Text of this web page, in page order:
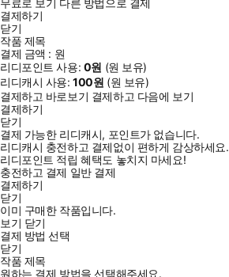
무료로 보기 다른 방법으로 결제
결제하기
닫기
작품 제목
결제 금액 : 원
리디포인트 사용: 0원 (원 보유)
리디캐시 사용:100원 (원 보유)
결제하고 바로보기 결제하고 다음에 보기
결제하기
닫기
결제 가능한 리디캐시, 포인트가 없습니다.
리디캐시 충전하고 결제없이 편하게 감상하세요.
리디포인트 적립 혜택도 놓치지 마세요!
충전하고 결제 일반 결제
결제하기
닫기
이미 구매한 작품입니다.
보기 닫기
결제 방법 선택
닫기
작품 제목
원하는 결제 방법을 선택해주세요.